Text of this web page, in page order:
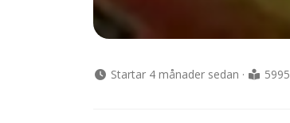
Startar 4 månader sedan · 5995